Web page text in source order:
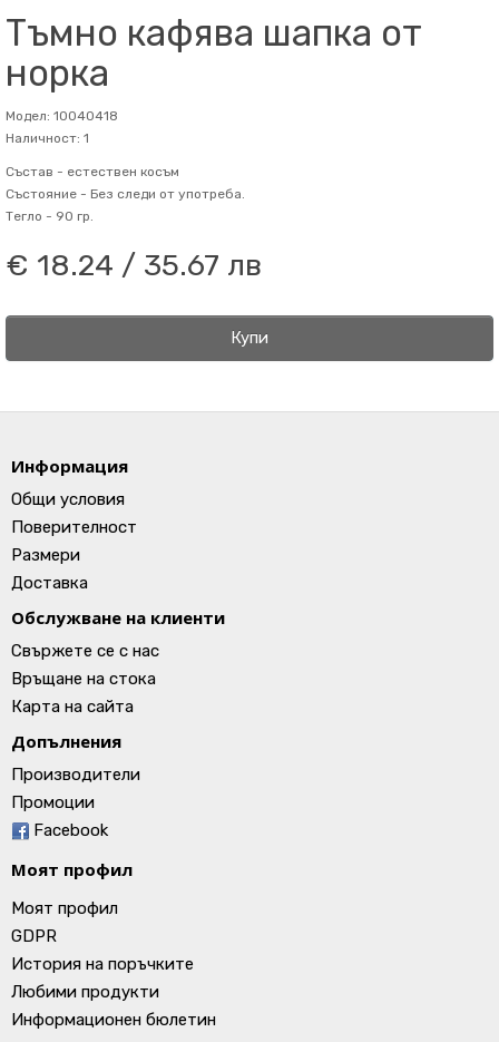
Тъмно кафява шапка от
норка
Модел: 10040418
Наличност: 1
Състав - естествен косъм
Състояние - Без следи от употреба.
Тегло - 90 гр.
€ 18.24 / 35.67 лв
Купи
Информация
Общи условия
Поверителност
Размери
Доставка
Обслужване на клиенти
Свържете се с нас
Връщане на стока
Карта на сайта
Допълнения
Производители
Промоции
Facebook
Моят профил
Моят профил
GDPR
История на поръчките
Любими продукти
Информационен бюлетин